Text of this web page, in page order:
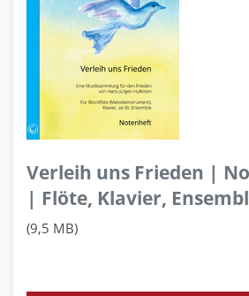
Verleih uns Frieden |
| Flöte, Klavier,
(9,5 MB)